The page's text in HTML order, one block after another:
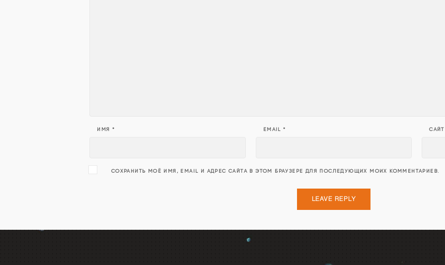
ИМЯ * EMAIL* САЙТ
СОХРАНИТЬ МОЁ ИМЯ, EMAIL И АДРЕС САЙТА В ЭТОМ БРАУЗЕРЕ ДЛЯ ПОСЛЕДУЮЩИХ МОИХ КОММЕНТАРИЕВ.